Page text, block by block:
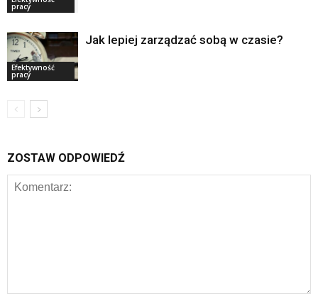
pracy
Efektywność
pracy
Jak lepiej zarządzać sobą w czasie?
ZOSTAW ODPOWIEDŹ